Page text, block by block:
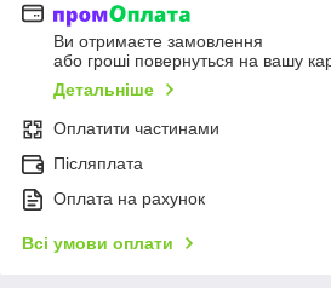
Ви отримаєте замовлення
або гроші повернуться на вашу
Детальніше
Оплатити частинами
Післяплата
Оплата на рахунок
Всі умови оплати